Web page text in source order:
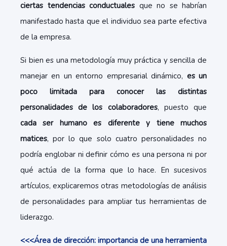
ciertas tendencias conductuales que no se habrían
manifestado hasta que el individuo sea parte efectiva
de la empresa.
Si bien es una metodología muy práctica y sencilla de
manejar en un entorno empresarial dinámico, es un
poco limitada para conocer las distintas
personalidades de los colaboradores, puesto que
cada ser humano es diferente y tiene muchos
matices, por lo que solo cuatro personalidades no
podría englobar ni definir cómo es una persona ni por
qué actúa de la forma que lo hace. En sucesivos
artículos, explicaremos otras metodologías de análisis
de personalidades para ampliar tus herramientas de
liderazgo.
<<<Área de dirección: importancia de una herramienta